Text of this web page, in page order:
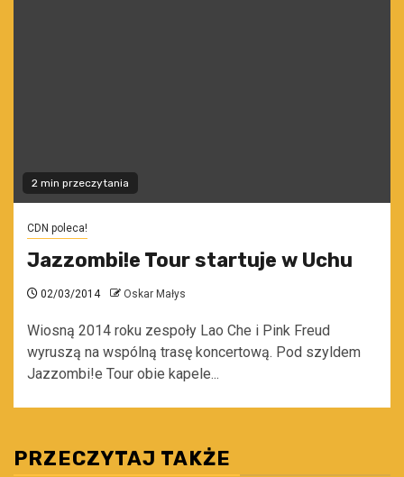
2 min przeczytania
CDN poleca!
Jazzombi!e Tour startuje w Uchu
02/03/2014 Oskar Małys
Wiosną 2014 roku zespoły Lao Che i Pink Freud
wyruszą na wspólną trasę koncertową. Pod szyldem
Jazzombi!e Tour obie kapele...
PRZECZYTAJ TAKŻE